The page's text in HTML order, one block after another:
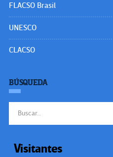
FLACSO Brasil
UNESCO
CLACSO
BÚSQUEDA
Visitantes